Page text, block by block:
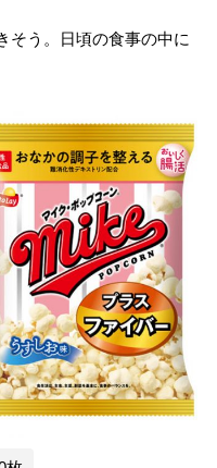
そう。日頃の食事の中に